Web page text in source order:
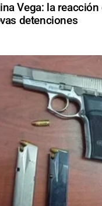
Vega: la
detenciones